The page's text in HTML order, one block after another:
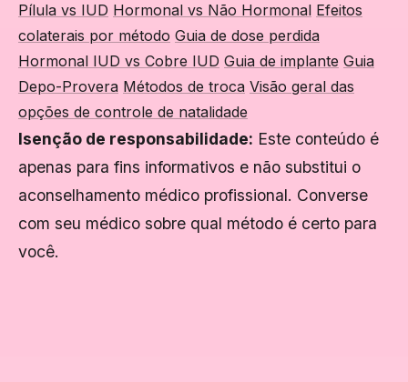
Pílula vs IUD Hormonal vs Não Hormonal Efeitos
colaterais por método Guia de dose perdida
Hormonal IUD vs Cobre IUD Guia de implante Guia
Depo-Provera Métodos de troca Visão geral das
opções de controle de natalidade
Isenção de responsabilidade: Este conteúdo é
apenas para fins informativos e não substitui o
aconselhamento médico profissional. Converse
com seu médico sobre qual método é certo para
você.